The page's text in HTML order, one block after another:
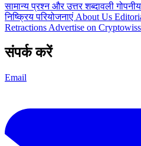
सामान्य प्रश्न और उत्तरशब्दावली
निष्क्रिय परियोजनाएं About Us
Retractions Advertise on
संपर्क करें
Email